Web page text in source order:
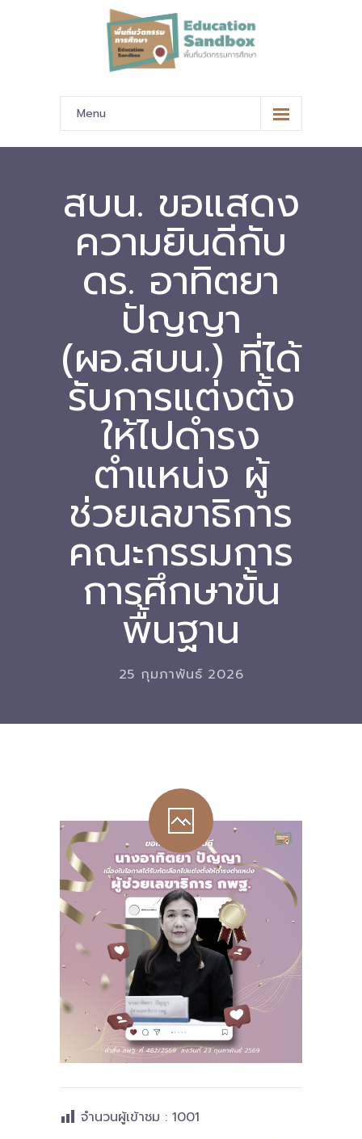
Menu
หน้าหลัก
-- มาตรฐานข้อมูลและมาตรฐานการแลกเปลี่ยนข้อมูล
-- สถานศึกษานำร่อง
-- EdusandboxGM
-- วีดิทัศน์นำเสนอสถานศึกษานำร่อง
-- ปฏิทินการขับเคลื่อนพื้นที่นวัตกรรมการศึกษา
Download
-- หนังสือและเอกสาร
-- กฎหมาย
---- เจตนารมณ์ของ พ.ร.บ.
---- พ.ร.บ. และอนุบัญญัติ
---- พ.ร.ฎ. ขยายเวลาใช้บังคับ พ.ร.บ.พื้นที่นวัตกรรมการ
ศึกษา พ.ศ. 252 พ.ศ. 2569
---- รายงานการประเมินผลสัมฤทธิ์ พ.ร.บ.พื้นที่นวัตกรรม
การศึกษา พ.ศ. 2562
---- รับฟังความคิดเห็นร่าง พ.ร.ฎ. ฯ
-- รายงานประจำปี
---- ปีการศึกษา 2564
---- ปีการศึกษา 2565
---- ปีการศึกษา 2567
-- รายงานผล กขศ.สพท.
-- เอกสารเผยแพร่
เกี่ยวกับเรา
-- รู้จัก พื้นที่นวัตกรรมการศึกษา
-- คณะอนุกรรมการ 6 คณะ
สบน. ขอแสดง
ความยินดีกับ
ดร. อาทิตยา
ปัญญา
(ผอ.สบน.) ที่ได้
รับการแต่งตั้ง
ให้ไปดำรง
ตำแหน่ง ผู้
ช่วยเลขาธิการ
คณะกรรมการ
การศึกษาขั้น
พื้นฐาน
25 กุมภาพันธ์ 2026
จำนวนผู้เข้าชม : 1001